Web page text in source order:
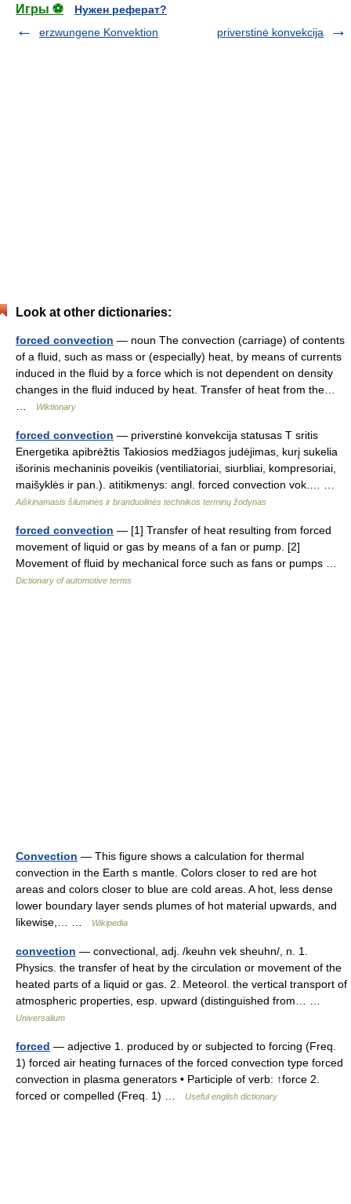
Игры ⚽
Нужен реферат?
erzwungene Konvektion
priverstinė konvekcija
Look at other dictionaries:
forced convection — noun The convection (carriage) of contents
of a fluid, such as mass or (especially) heat, by means of currents
induced in the fluid by a force which is not dependent on density
changes in the fluid induced by heat. Transfer of heat from the…
Wiktionary
forced convection — priverstinė konvekcija statusas T sritis
Energetika apibrėžtis Takiosios medžiagos judėjimas, kurį sukelia
išorinis mechaninis poveikis (ventiliatoriai, siurbliai, kompresoriai,
maišyklės ir pan.). atitikmenys: angl. forced convection vok.… …
Aiškinamasis šiluminės ir branduolinės technikos terminų žodynas
forced convection — [1] Transfer of heat resulting from forced
movement of liquid or gas by means of a fan or pump. [2]
Movement of fluid by mechanical force such as fans or pumps …
Dictionary of automotive terms
Convection — This figure shows a calculation for thermal
convection in the Earth s mantle. Colors closer to red are hot
areas and colors closer to blue are cold areas. A hot, less dense
lower boundary layer sends plumes of hot material upwards, and
likewise,… …
Wikipedia
convection — convectional, adj. /keuhn vek sheuhn/, n. 1.
Physics. the transfer of heat by the circulation or movement of the
heated parts of a liquid or gas. 2. Meteorol. the vertical transport of
atmospheric properties, esp. upward (distinguished from… …
Universalium
forced — adjective 1. produced by or subjected to forcing (Freq.
1) forced air heating furnaces of the forced convection type forced
convection in plasma generators • Participle of verb: ↑force 2.
forced or compelled (Freq. 1) …
Useful english dictionary